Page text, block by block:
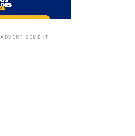
ADVERTISEMENT